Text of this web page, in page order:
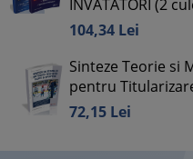
INVATATORI (2
104,34 Lei
Sinteze Teorie si
pentru
72,15 Lei